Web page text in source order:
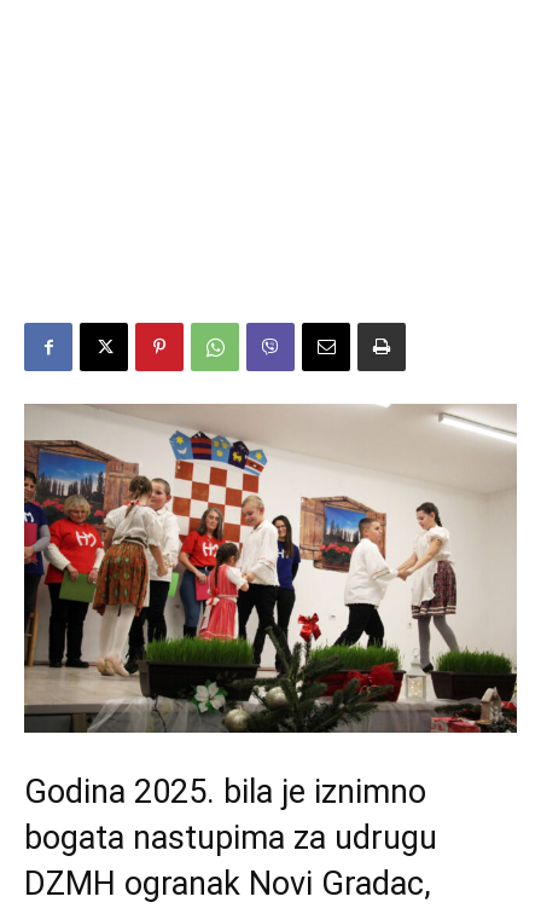
Godina 2025. bila je iznimno
bogata nastupima za udrugu
DZMH ogranak Novi Gradac,